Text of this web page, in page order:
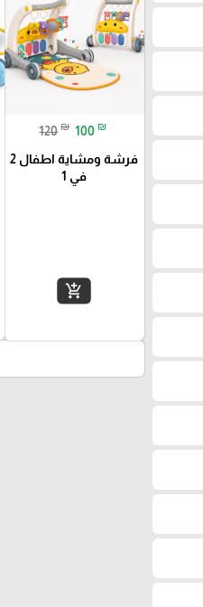
120 ₪ 100 ₪
فرشة ومشاية اطفال 2
في 1
add_shopping_cart